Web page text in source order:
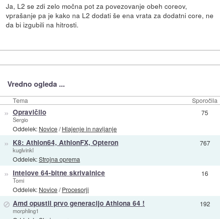
Ja, L2 se zdi zelo močna pot za povezovanje obeh coreov,
vprašanje pa je kako na L2 dodati še ena vrata za dodatni core, ne
da bi izgubili na hitrosti.
Vredno ogleda ...
Tema Sporočila
» Opravičilo
Sergio
Oddelek: Novice/Hlajenje in navijanje
75
» K8: Athlon64, AthlonFX, Opteron
kuglvinkl
Oddelek:Strojna oprema
767
» Intelove 64-bitne skrivalnice
Tomi
Oddelek: Novice/Procesorji
16
⊘ Amd opustil prvo generacijo Athlona 64 !
morphling1
192